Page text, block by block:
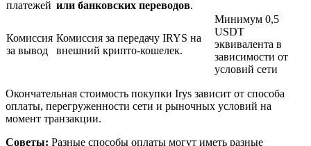
Авто Инвест
платежей или банковских переводов.
Комиссия
за вывод
Комиссия за передачу IRYS на
внешний крипто-кошелек.
Минимум 0,5
USDT
эквивалента в
зависимости от
условий сети
Окончательная стоимость покупки Irys зависит от способа
оплаты, перегруженности сети и рыночных условий на
момент транзакции.
Советы: Разные способы оплаты могут иметь разные